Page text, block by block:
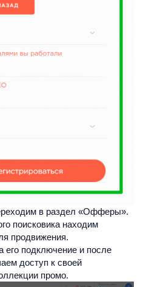
в раздел «Офферы».
поисковика находим
продвижения.
его подключение и после
доступ к своей
промо.